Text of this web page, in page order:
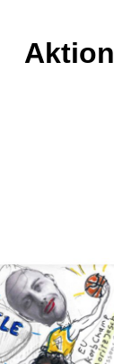
Aktion